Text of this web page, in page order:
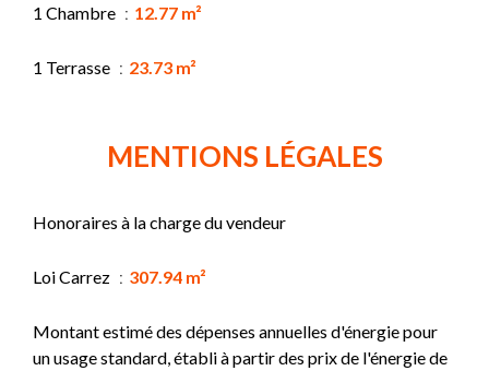
1 Chambre 12.77 m²
1 Terrasse 23.73 m²
MENTIONS LÉGALES
Honoraires à la charge du vendeur
Loi Carrez 307.94 m²
Montant estimé des dépenses annuelles d'énergie pour
un usage standard, établi à partir des prix de l'énergie de